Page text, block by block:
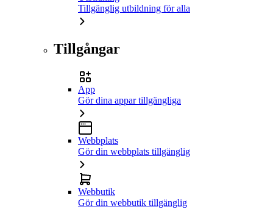
Tillgänglig utbildning för alla
Tillgångar
App
Gör dina appar tillgängliga
Webbplats
Gör din webbplats tillgänglig
Webbutik
Gör din webbutik tillgänglig